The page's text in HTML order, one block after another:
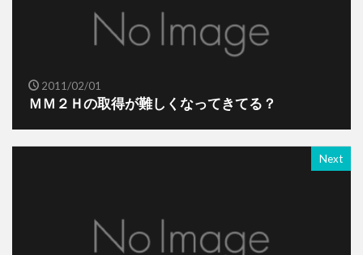
2011/02/01
ＭＭ２Ｈの取得が難しくなってきてる？
Next